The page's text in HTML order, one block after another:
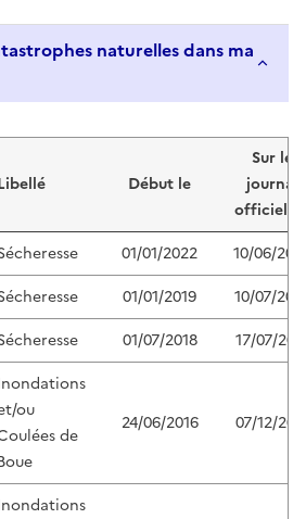
naturelles dans ma
Début le
Sur le
journal
officiel
01/01/2022
10/06/
01/01/2019
10/07/
01/07/2018 17/07/
ou
de
24/06/2016 07/12/